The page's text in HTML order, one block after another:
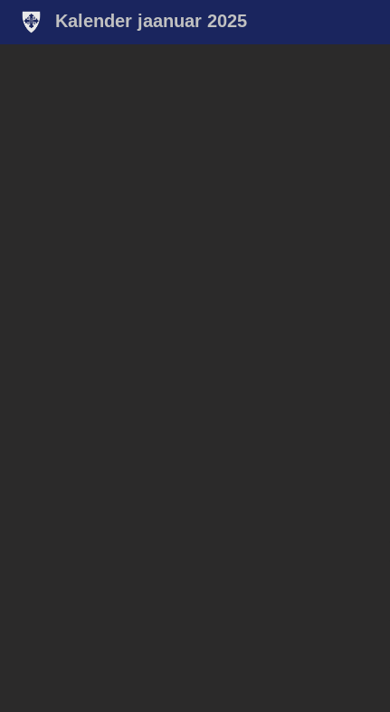
Kalender jaanuar 2025